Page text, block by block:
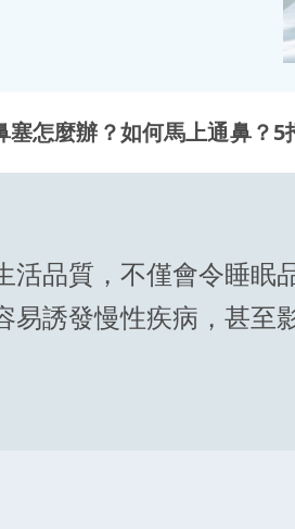
塞怎麼辦？如何馬上通鼻？5
活品質，不僅會令睡
誘發慢性疾病，甚至